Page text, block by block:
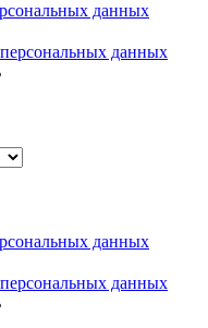
данных
данных
данных
данных